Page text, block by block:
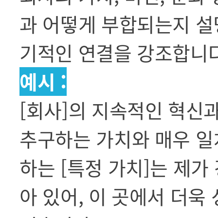
과 어떻게 부합되는지
기적인 연결을 강조합니
예시 :
[회사]의 지속적인 혁신
추구하는 가치와 매우
하는 [특정 가치]는 제
아 있어, 이 곳에서 더욱